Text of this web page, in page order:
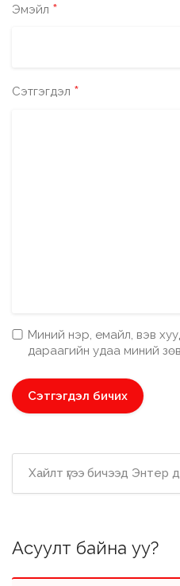
Эмэйл *
Сэтгэгдэл *
Миний нэр, емайл, вэв
дараагийн удаа миний
Асуулт байна уу?